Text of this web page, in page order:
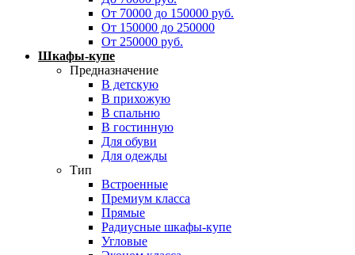
От 70000 до 150000 руб.
От 150000 до 250000
От 250000 руб.
Шкафы-купе
Предназначение
В детскую
В прихожую
В спальню
В гостинную
Для обуви
Для одежды
Тип
Встроенные
Премиум класса
Прямые
Радиусные шкафы-купе
Угловые